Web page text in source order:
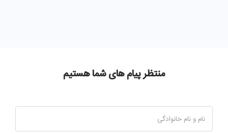
منتظر پیام های شما هستیم
نام و نام خانوادگی